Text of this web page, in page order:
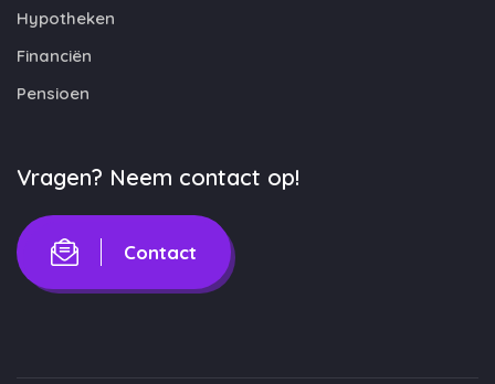
Hypotheken
Financiën
Pensioen
Vragen? Neem contact op!
Contact